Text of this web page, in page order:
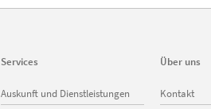
Services
Navigation
überspringen
Auskunft und Dienstleistungen
Über uns
Navigation
überspringen
Kontakt